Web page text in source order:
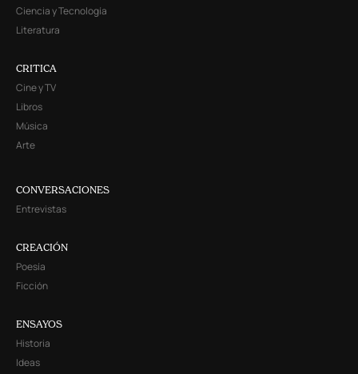
Ciencia y Tecnología
Literatura
CRITICA
Cine y TV
Libros
Música
Arte
CONVERSACIONES
Entrevistas
CREACIÓN
Poesía
Ficción
ENSAYOS
Historia
Ideas